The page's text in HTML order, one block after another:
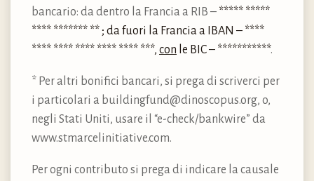
bancario: da dentro la Francia a RIB – ***** *****
**** ******* ** ; da fuori la Francia a IBAN – ****
**** **** **** **** **** ***, con le BIC – ***********.
* Per altri bonifici bancari, si prega di scriverci per
i particolari a buildingfund@dinoscopus.org, o,
negli Stati Uniti, usare il “e-check/bankwire” da
www.stmarcelinitiative.com.
Per ogni contributo si prega di indicare la causale